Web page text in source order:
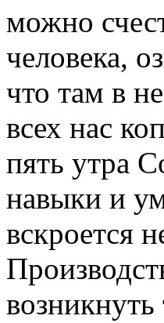
можно
человека,
что там в
всех нас
пять утра
навыки и
вскроется